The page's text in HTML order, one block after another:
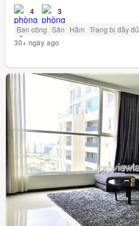
4 3
Ban công Sân Hầm Trang bị đầy đủ
30+ ngày ago